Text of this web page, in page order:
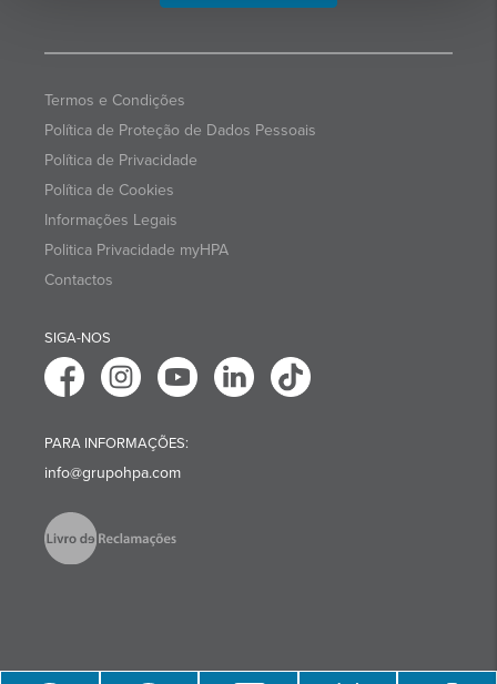
Termos e Condições
Política de Proteção de Dados Pessoais
Política de Privacidade
Política de Cookies
Informações Legais
Politica Privacidade myHPA
Contactos
SIGA-NOS
PARA INFORMAÇÕES:
info@grupohpa.com